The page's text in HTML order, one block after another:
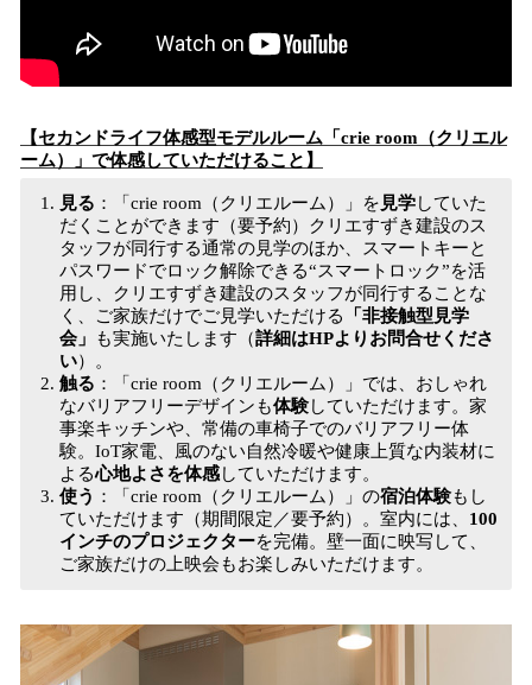
【セカンドライフ体感型モデルルーム「crie room（クリエル
ーム）」で体感していただけること】
見る ：「crie room（クリエルーム）」を 見学していた
だくことができます（要予約）クリエすずき建設のス
タッフが同行する通常の見学のほか、スマートキーと
パスワードでロック解除できる“スマートロック”を活
用し、クリエすずき建設のスタッフが同行することな
く、ご家族だけでご見学いただける
「非接触型見学
会」
も実施いたします（詳細はHPよりお問合せくださ
い）。
触る ：「crie room（クリエルーム）」では、おしゃれ
なバリアフリーデザインも体験していただけます。家
事楽キッチンや、常備の車椅子でのバリアフリー体
験。IoT家電、風のない自然冷暖や健康上質な内装材に
よる心地よさを体感していただけます。
使う ：「crie room（クリエルーム）」の宿泊体験もし
ていただけます（期間限定／要予約）。室内には、 100
インチのプロジェクターを完備。壁一面に映写して、
ご家族だけの上映会もお楽しみいただけます。